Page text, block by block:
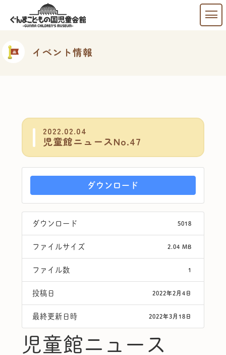
イベント情報
2022.02.04
児童館ニュースNo.47
ダウンロード
ダウンロード 5018
ファイルサイズ 2.04 MB
ファイル数 1
投稿日 2022年2月4日
最終更新日時 2022年3月18日
児童館ニュース